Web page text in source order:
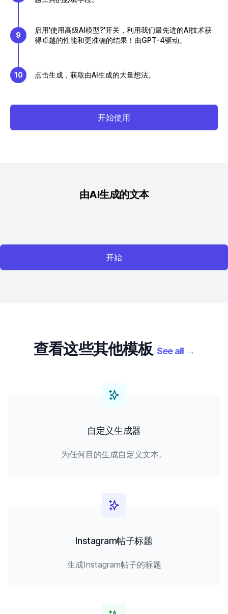
9
启用'使用高级AI模型?'开关，利用我们最先进的AI技术获
得卓越的性能和更准确的结果！由GPT-4驱动。
10 点击生成，获取由AI生成的大量想法。
开始使用
由AI生成的文本
开始
查看这些其他模板 See all →
自定义生成器
为任何目的生成自定义文本。
Instagram帖子标题
生成Instagram帖子的标题